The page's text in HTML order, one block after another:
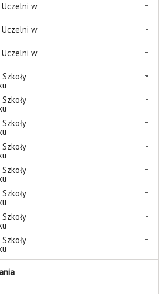
Uczelni w
Uczelni w
Uczelni w